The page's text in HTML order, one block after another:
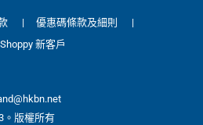
| 優惠碼條款及細則
|
新客戶
。版權所有